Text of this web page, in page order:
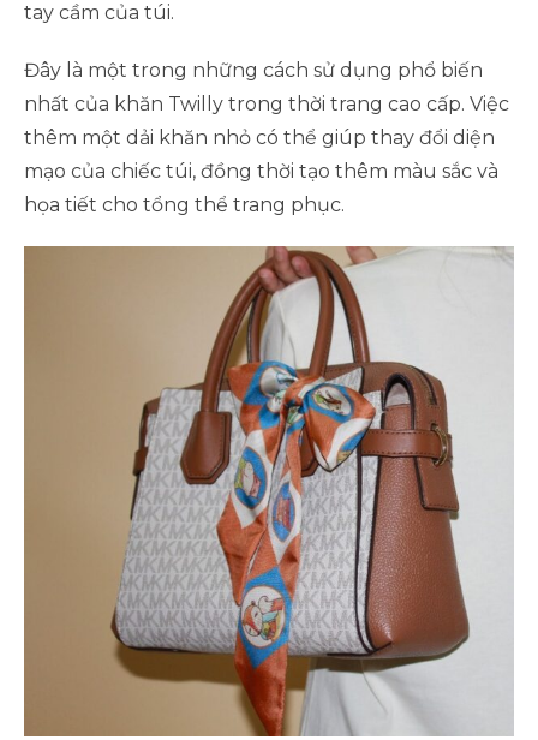
tay cầm của túi.
Đây là một trong những cách sử dụng phổ biến
nhất của khăn Twilly trong thời trang cao cấp. Việc
thêm một dải khăn nhỏ có thể giúp thay đổi diện
mạo của chiếc túi, đồng thời tạo thêm màu sắc và
họa tiết cho tổng thể trang phục.